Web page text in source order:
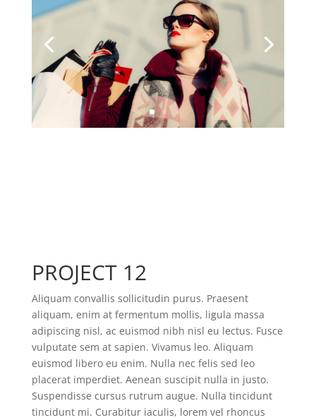
PROJECT 12
Aliquam convallis sollicitudin purus. Praesent
aliquam, enim at fermentum mollis, ligula massa
adipiscing nisl, ac euismod nibh nisl eu lectus. Fusce
vulputate sem at sapien. Vivamus leo. Aliquam
euismod libero eu enim. Nulla nec felis sed leo
placerat imperdiet. Aenean suscipit nulla in justo.
Suspendisse cursus rutrum augue. Nulla tincidunt
tincidunt mi. Curabitur iaculis, lorem vel rhoncus